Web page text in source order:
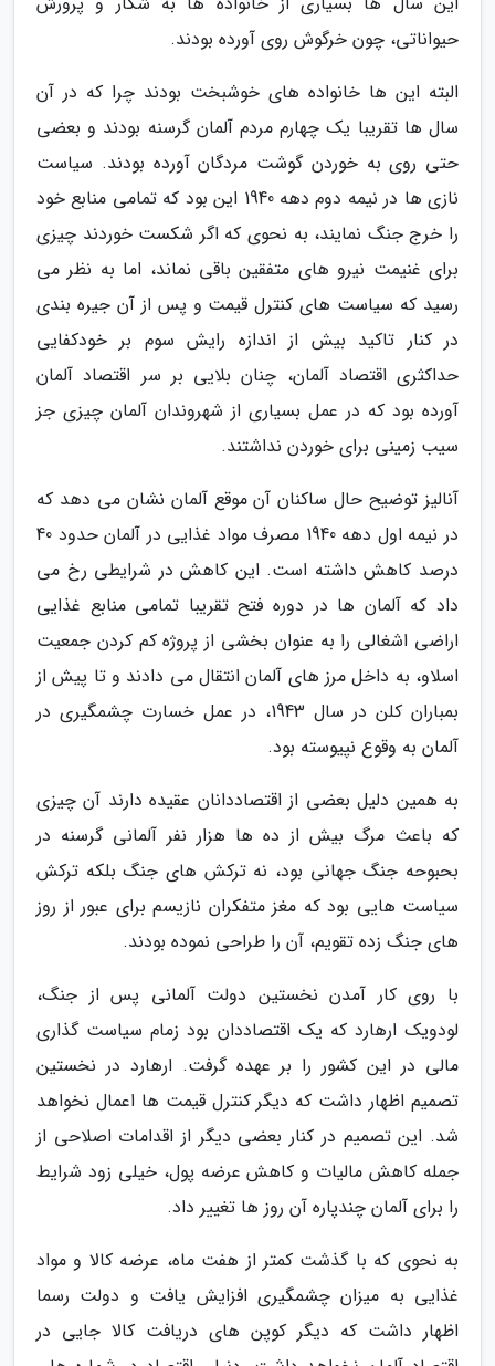
حیواناتی، چون خرگوش روی آورده بودند.
البته این ها خانواده های خوشبخت بودند چرا که در آن
سال ها تقریبا یک چهارم مردم آلمان گرسنه بودند و بعضی
حتی روی به خوردن گوشت مردگان آورده بودند. سیاست
نازی ها در نیمه دوم دهه 1940 این بود که تمامی منابع خود
را خرج جنگ نمایند، به نحوی که اگر شکست خوردند چیزی
برای غنیمت نیرو های متفقین باقی نماند، اما به نظر می
رسید که سیاست های کنترل قیمت و پس از آن جیره بندی
در کنار تاکید بیش از اندازه رایش سوم بر خودکفایی
حداکثری اقتصاد آلمان، چنان بلایی بر سر اقتصاد آلمان
آورده بود که در عمل بسیاری از شهروندان آلمان چیزی جز
سیب زمینی برای خوردن نداشتند.
آنالیز توضیح حال ساکنان آن موقع آلمان نشان می دهد که
در نیمه اول دهه 1940 مصرف مواد غذایی در آلمان حدود 40
درصد کاهش داشته است. این کاهش در شرایطی رخ می
داد که آلمان ها در دوره فتح تقریبا تمامی منابع غذایی
اراضی اشغالی را به عنوان بخشی از پروژه کم کردن جمعیت
اسلاو، به داخل مرز های آلمان انتقال می دادند و تا پیش از
بمباران کلن در سال 1943، در عمل خسارت چشمگیری در
آلمان به وقوع نپیوسته بود.
به همین دلیل بعضی از اقتصاددانان عقیده دارند آن چیزی
که باعث مرگ بیش از ده ها هزار نفر آلمانی گرسنه در
بحبوحه جنگ جهانی بود، نه ترکش های جنگ بلکه ترکش
سیاست هایی بود که مغز متفکران نازیسم برای عبور از روز
های جنگ زده تقویم، آن را طراحی نموده بودند.
با روی کار آمدن نخستین دولت آلمانی پس از جنگ،
لودویک ارهارد که یک اقتصاددان بود زمام سیاست گذاری
مالی در این کشور را بر عهده گرفت. ارهارد در نخستین
تصمیم اظهار داشت که دیگر کنترل قیمت ها اعمال نخواهد
شد. این تصمیم در کنار بعضی دیگر از اقدامات اصلاحی از
جمله کاهش مالیات و کاهش عرضه پول، خیلی زود شرایط
را برای آلمان چندپاره آن روز ها تغییر داد.
به نحوی که با گذشت کمتر از هفت ماه، عرضه کالا و مواد
غذایی به میزان چشمگیری افزایش یافت و دولت رسما
اظهار داشت که دیگر کوپن های دریافت کالا جایی در